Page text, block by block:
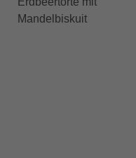
Mandelbiskuit